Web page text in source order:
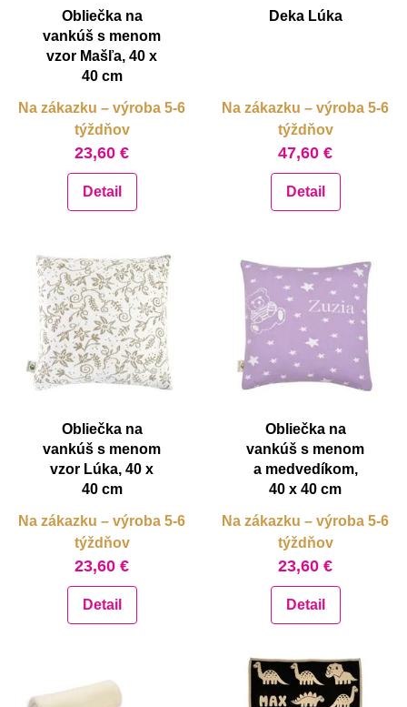
Obliečka na
vankúš s menom
vzor Mašľa, 40 x
40 cm
Na zákazku – výroba 5-6
týždňov
23,60 €
Detail
Deka Lúka
Na zákazku – výroba 5-6
týždňov
47,60 €
Detail
Obliečka na
vankúš s menom
vzor Lúka, 40 x
40 cm
Na zákazku – výroba 5-6
týždňov
23,60 €
Detail
Obliečka na
vankúš s menom
a medvedíkom,
40 x 40 cm
Na zákazku – výroba 5-6
týždňov
23,60 €
Detail